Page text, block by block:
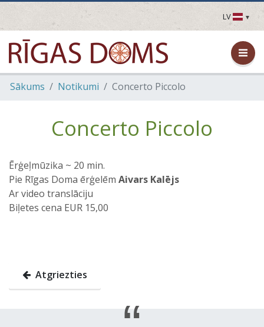
LV
LV
EN
DE
FR
Sākums Notikumi Concerto Piccolo
Concerto Piccolo
Ērģeļmūzika ~ 20 min.
Pie Rīgas Doma ērģelēm Aivars Kalējs
Ar video translāciju
Biļetes cena EUR 15,00
Atgriezties